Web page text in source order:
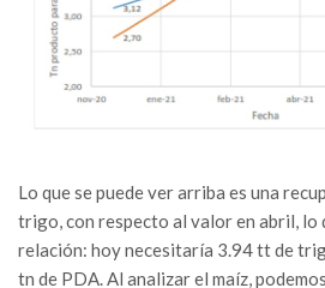
Lo que se puede ver arriba es una
trigo, con respecto al valor en abril, lo
relación: hoy necesitaría 3.94 tt de
tn de PDA. Al analizar el maíz,